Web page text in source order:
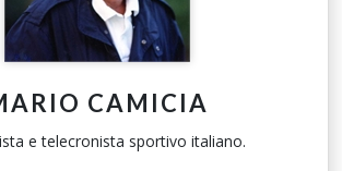
CAMICIA
e telecronista sportivo italiano.